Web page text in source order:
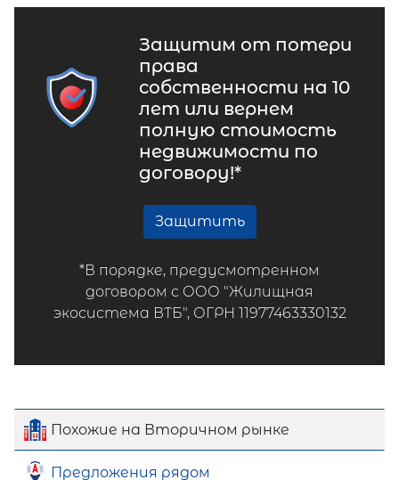
Защитим от потери
права
собственности на 10
лет или вернем
полную стоимость
недвижимости по
договору!*
Защитить
*В порядке, предусмотренном
договором с ООО "Жилищная
экосистема ВТБ", ОГРН 11977463330132
Похожие на Вторичном рынке
Предложения рядом